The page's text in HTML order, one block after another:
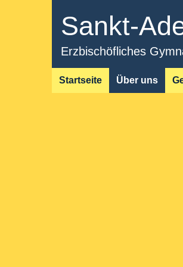
Sankt-
Erzbischöfliches
Startseite Über uns